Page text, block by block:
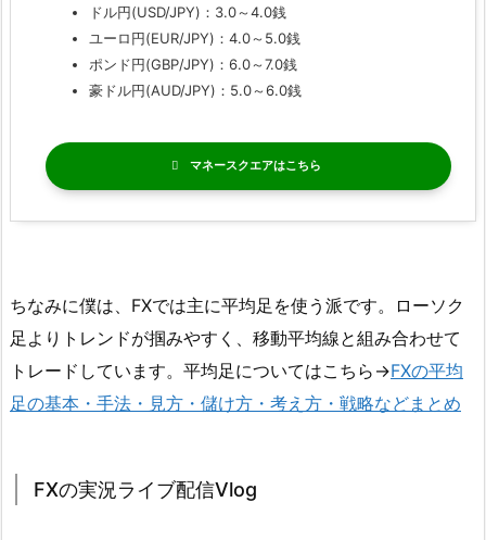
ドル円(USD/JPY)：3.0～4.0銭
ユーロ円(EUR/JPY)：4.0～5.0銭
ポンド円(GBP/JPY)：6.0～7.0銭
豪ドル円(AUD/JPY)：5.0～6.0銭
マネースクエア
ちなみに僕は、FXでは主に平均足を使う派です。ローソク
足よりトレンドが掴みやすく、移動平均線と組み合わせて
トレードしています。平均足についてはこちら→FXの平均
足の基本・手法・見方・儲け方・考え方・戦略などまとめ
FXの実況ライブ配信Vlog